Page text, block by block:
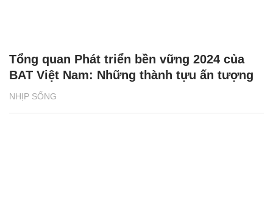
NHỊP SỐNG
Tổng quan Phát triển bền vững 2024 của
BAT Việt Nam: Những thành tựu ấn tượng